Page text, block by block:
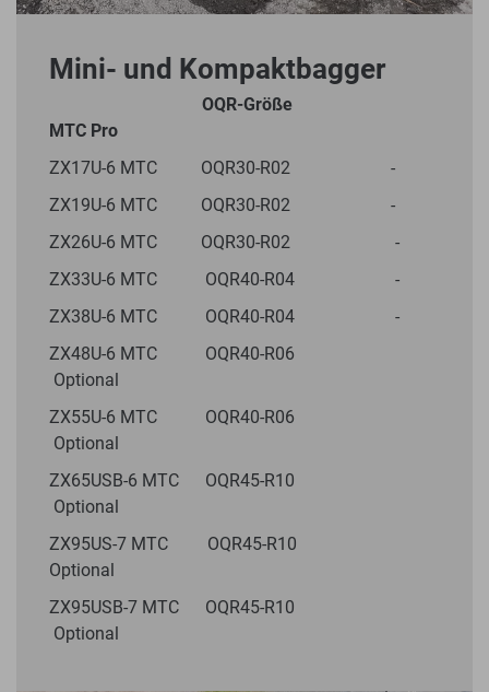
Mini- und Kompaktbagger
OQR-Größe
MTC Pro
ZX17U-6 MTC OQR30-R02 -
ZX19U-6 MTC OQR30-R02 -
ZX26U-6 MTC OQR30-R02 -
ZX33U-6 MTC OQR40-R04 -
ZX38U-6 MTC OQR40-R04 -
ZX48U-6 MTC OQR40-R06
Optional
ZX55U-6 MTC OQR40-R06
Optional
ZX65USB-6 MTC OQR45-R10
Optional
ZX95US-7 MTC OQR45-R10
Optional
ZX95USB-7 MTC OQR45-R10
Optional